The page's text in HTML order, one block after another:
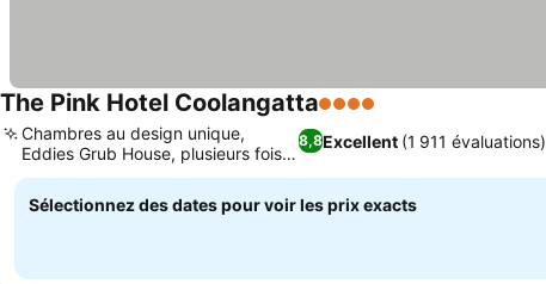
The Pink Hotel Coolangatta4 Étoiles
8,8Excellent (1 911 évaluations)
Chambres au design unique,
Eddies Grub House, plusieurs fois
primé
Sélectionnez des dates pour voir les prix exacts